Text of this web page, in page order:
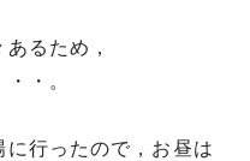
るため，
・。
行ったので，お昼は